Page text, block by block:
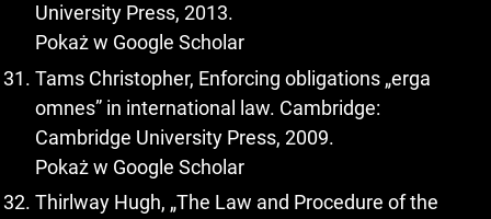
University Press, 2013.
Pokaż w Google Scholar
Tams Christopher, Enforcing obligations „erga
omnes” in international law. Cambridge:
Cambridge University Press, 2009.
Pokaż w Google Scholar
Thirlway Hugh, „The Law and Procedure of the